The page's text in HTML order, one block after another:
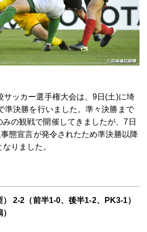
サッカー選手権大会は、9日(土)に埼
準決勝を行いました。準々決勝まで
の観戦で開催してきましたが、7日
態宣言が発令されたため準決勝以降
りました。
2-2（前半1-0、後半1-2、PK3-1）